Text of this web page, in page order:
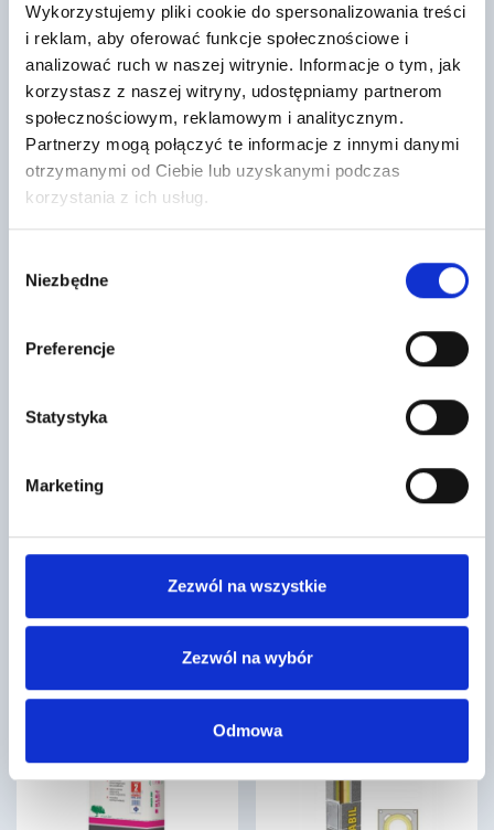
Wykorzystujemy pliki cookie do spersonalizowania treści
i reklam, aby oferować funkcje społecznościowe i
analizować ruch w naszej witrynie. Informacje o tym, jak
korzystasz z naszej witryny, udostępniamy partnerom
społecznościowym, reklamowym i analitycznym.
Partnerzy mogą połączyć te informacje z innymi danymi
otrzymanymi od Ciebie lub uzyskanymi podczas
korzystania z ich usług.
zgody
Niezbędne
Preferencje
Statystyka
Marketing
Zezwól na wszystkie
Zezwól na wybór
Odmowa
Wełna Fasadowa Rockwool
Frontrock Plus 12cm lambda 035
paczka 1,8m2
138 ,40 zł
Wełna fasadowa FRONTROCK
PLUS to wysokiej jakości materiał
wykonana jest z…
Wełna Fasadowa Rockwool
Frontrock Plus 15cm lambda 035
paczka 1,2m2
109 ,35 zł
Wełna fasadowa FRONTROCK
wykonana jest z…
Belka stropowa Teriva I/1,60 m
Uciech.
55,46 zł/ szt
Belka stropowa betonowa to
konstrukcyjny stosowany w
gęstożebrowych, który pozwala
Płyta budowlana OSB3 GR. 12 MM
96,03 zł/ szt
Płyta budowlana OSB3 jest płytą
zastosowań nośnych w
ją…